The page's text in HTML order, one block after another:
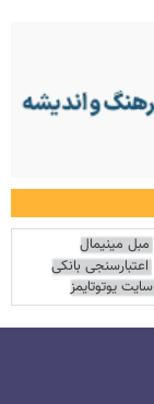
مبل مینیمال
اعتبارسنجی بانکی
سایت یوتوتایمز